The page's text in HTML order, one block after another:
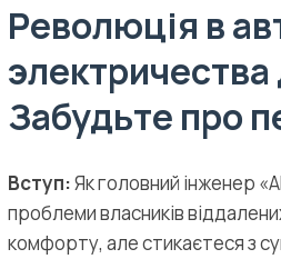
Революція в
электричества
Забудьте про
Вступ:Як головний інженер
проблеми власників
комфорту, але стикаєтеся з